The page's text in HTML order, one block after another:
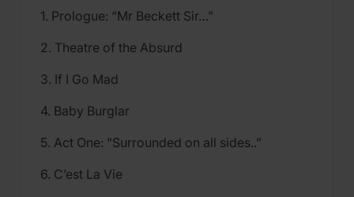
1. Prologue: “Mr Beckett Sir…”
2. Theatre of the Absurd
3. If I Go Mad
4. Baby Burglar
5. Act One: "Surrounded on all sides..”
6. C’est La Vie